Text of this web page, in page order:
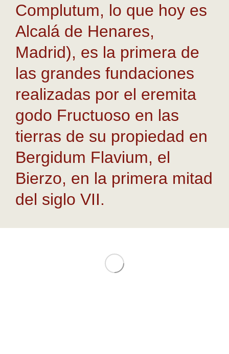
Complutum, lo que hoy es
Alcalá de Henares,
Madrid), es la primera de
las grandes fundaciones
realizadas por el eremita
godo Fructuoso en las
tierras de su propiedad en
Bergidum Flavium, el
Bierzo, en la primera mitad
del siglo VII.